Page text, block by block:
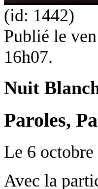
(id: 1442)
Publié le
16h07.
Nuit
Paroles,
Le 6 octobre
Avec la